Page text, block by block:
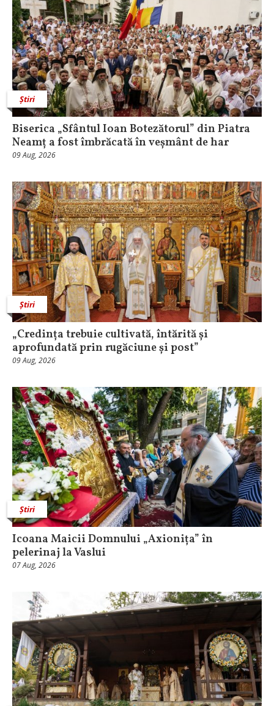
Știri
Biserica „Sfântul Ioan Botezătorul” din Piatra
Neamț a fost îmbrăcată în veșmânt de har
09 Aug, 2026
Știri
„Credința trebuie cultivată, întărită și
aprofundată prin rugăciune și post”
09 Aug, 2026
Știri
Icoana Maicii Domnului „Axionița” în
pelerinaj la Vaslui
07 Aug, 2026